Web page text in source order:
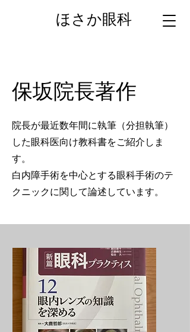
ほさか眼科
保坂院長著作
院長が最近数年間に執筆（分担執筆）
した眼科医向け教科書をご紹介しま
す。
白内障手術を中心とする眼科手術のテ
クニックに関して論述しています。